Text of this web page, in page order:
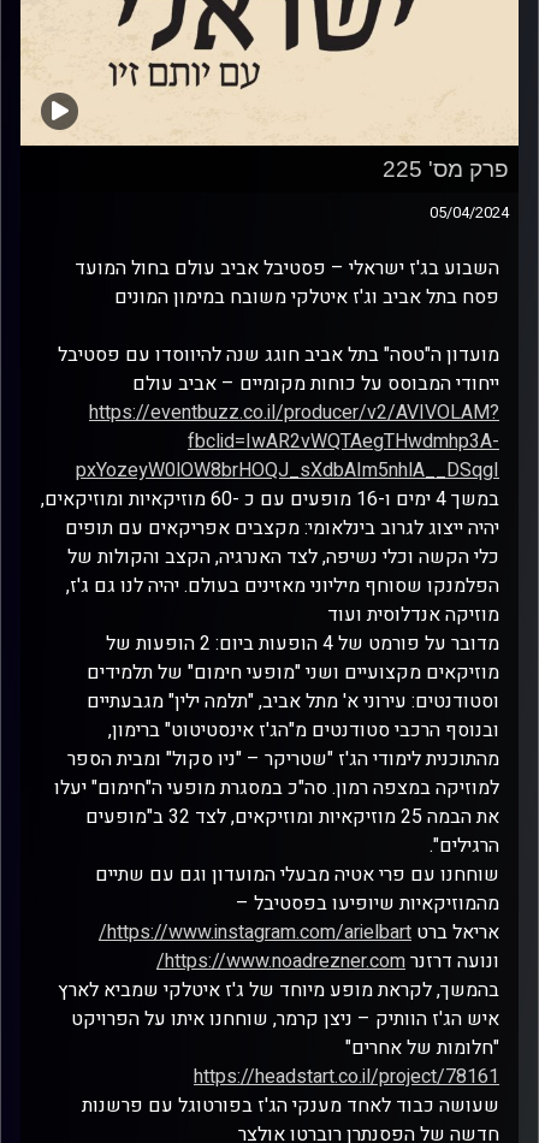
פרק מס' 225
05/04/2024
השבוע בג'ז ישראלי – פסטיבל אביב עולם בחול המועד
פסח בתל אביב וג'ז איטלקי משובח במימון המונים
מועדון ה"טסה" בתל אביב חוגג שנה להיווסדו עם פסטיבל
ייחודי המבוסס על כוחות מקומיים – אביב עולם
https://eventbuzz.co.il/producer/v2/AVIVOLAM?
fbclid=IwAR2vWQTAegTHwdmhp3A-
pxYozeyW0lOW8brHOQJ_sXdbAIm5nhlA__DSqgI
במשך 4 ימים ו-16 מופעים עם כ -60 מוזיקאיות ומוזיקאים,
יהיה ייצוג לגרוב בינלאומי: מקצבים אפריקאים עם תופים
כלי הקשה וכלי נשיפה, לצד האנרגיה, הקצב והקולות של
הפלמנקו שסוחף מיליוני מאזינים בעולם. יהיה לנו גם ג'ז,
מוזיקה אנדלוסית ועוד
מדובר על פורמט של 4 הופעות ביום: 2 הופעות של
מוזיקאים מקצועיים ושני "מופעי חימום" של תלמידים
וסטודנטים: עירוני א' מתל אביב, "תלמה ילין" מגבעתיים
ובנוסף הרכבי סטודנטים מ"הג'ז אינסטיטוט" ברימון,
מהתוכנית לימודי הג'ז "שטריקר – "ניו סקול" ומבית הספר
למוזיקה במצפה רמון. סה"כ במסגרת מופעי ה"חימום" יעלו
את הבמה 25 מוזיקאיות ומוזיקאים, לצד 32 ב"מופעים
הרגילים".
שוחחנו עם פרי אטיה מבעלי המועדון וגם עם שתיים
מהמוזיקאיות שיופיעו בפסטיבל –
אריאל ברט https://www.instagram.com/arielbart/
ונועה דרזנרhttps://www.noadrezner.com/
בהמשך, לקראת מופע מיוחד של ג'ז איטלקי שמביא לארץ
איש הג'ז הוותיק – ניצן קרמר, שוחחנו איתו על הפרויקט
"חלומות של אחרים"
https://headstart.co.il/project/78161
שעושה כבוד לאחד מענקי הג'ז בפורטוגל עם פרשנות
חדשה של הפסנתרן רוברטו אולצר